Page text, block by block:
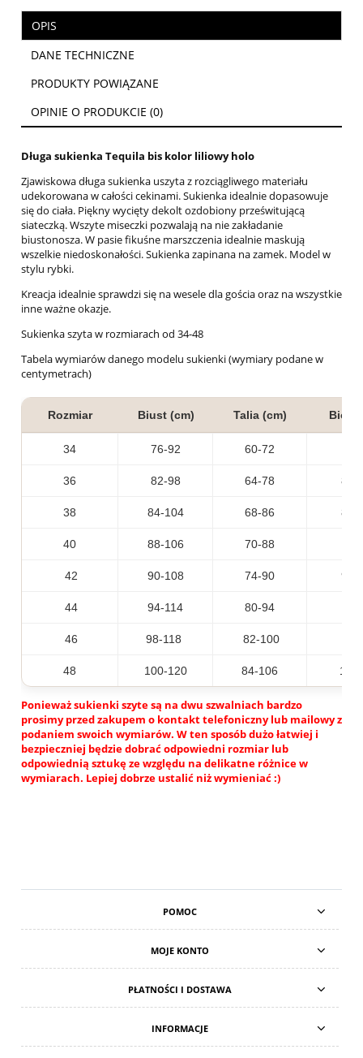
OPIS
DANE TECHNICZNE
PRODUKTY POWIĄZANE
OPINIE O PRODUKCIE (0)
Długa sukienka Tequila bis kolor liliowy holo
Zjawiskowa długa sukienka uszyta z rozciągliwego materiału
udekorowana w całości cekinami. Sukienka idealnie dopasowuje
się do ciała. Piękny wycięty dekolt ozdobiony prześwitującą
siateczką. Wszyte miseczki pozwalają na nie zakładanie
biustonosza. W pasie fikuśne marszczenia idealnie maskują
wszelkie niedoskonałości. Sukienka zapinana na zamek. Model w
stylu rybki.
Kreacja idealnie sprawdzi się na wesele dla gościa oraz na wszystkie
inne ważne okazje.
Sukienka szyta w rozmiarach od 34-48
Tabela wymiarów danego modelu sukienki (wymiary podane w
centymetrach)
Rozmiar Biust (cm) Talia (cm)
34 76-92 60-72
36 82-98 64-78 86-
38 84-104 68-86 88-
40 88-106 70-88
42 90-108 74-90 92-
44 94-114 80-94
46 98-118 82-100
48 100-120 84-106
Ponieważ sukienki szyte są na dwu szwalniach bardzo
prosimy przed zakupem o kontakt telefoniczny lub mailowy z
podaniem swoich wymiarów. W ten sposób dużo łatwiej i
bezpieczniej będzie dobrać odpowiedni rozmiar lub
odpowiednią sztukę ze względu na delikatne różnice w
wymiarach. Lepiej dobrze ustalić niż wymieniać :)
POMOC
MOJE KONTO
PŁATNOŚCI I DOSTAWA
INFORMACJE